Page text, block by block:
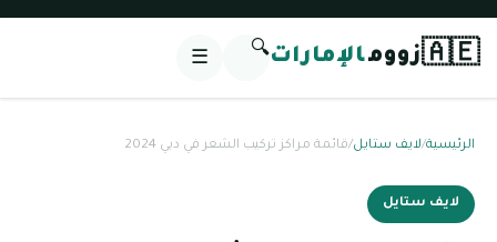
🇦🇪زوومالإمارات🔍
☰
الرئيسية/لايف ستايل/قائمة مراكز تركيب الشعر في دبي 2024
لايف ستايل